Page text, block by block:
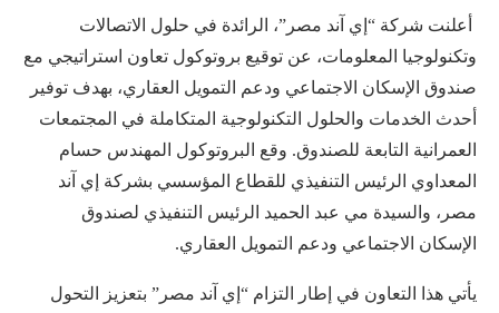
أعلنت شركة “إي آند مصر”، الرائدة في حلول الاتصالات
وتكنولوجيا المعلومات، عن توقيع بروتوكول تعاون استراتيجي مع
صندوق الإسكان الاجتماعي ودعم التمويل العقاري، بهدف توفير
أحدث الخدمات والحلول التكنولوجية المتكاملة في المجتمعات
العمرانية التابعة للصندوق. وقع البروتوكول المهندس حسام
المعداوي الرئيس التنفيذي للقطاع المؤسسي بشركة إي آند
مصر، والسيدة مي عبد الحميد الرئيس التنفيذي لصندوق
الإسكان الاجتماعي ودعم التمويل العقاري.
يأتي هذا التعاون في إطار التزام “إي آند مصر” بتعزيز التحول